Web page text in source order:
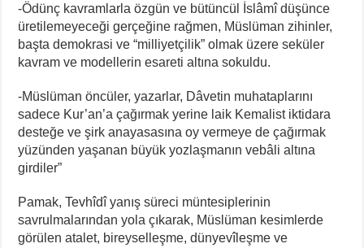
-Ödünç kavramlarla özgün ve bütüncül İslâmî düşünce
üretilemeyeceği gerçeğine rağmen, Müslüman zihinler,
başta demokrasi ve “milliyetçilik” olmak üzere seküler
kavram ve modellerin esareti altına sokuldu.
-Müslüman öncüler, yazarlar, Dâvetin muhataplarını
sadece Kur’an’a çağırmak yerine laik Kemalist iktidara
desteğe ve şirk anayasasına oy vermeye de çağırmak
yüzünden yaşanan büyük yozlaşmanın vebâli altına
girdiler”
Pamak, Tevhîdî yanış süreci müntesiplerinin
savrulmalarından yola çıkarak, Müslüman kesimlerde
görülen atalet, bireyselleşme, dünyevîleşme ve